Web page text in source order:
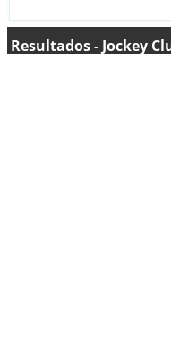
Resultados - Jockey